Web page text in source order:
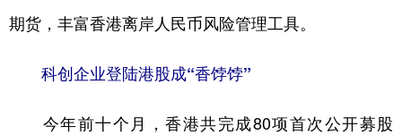
期货，丰富香港离岸人民币风险管理工具。
科创企业登陆港股成“香饽饽”
今年前十个月，香港共完成80项首次公开募股